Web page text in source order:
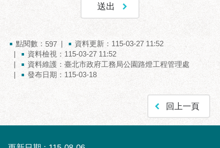
答
雙
語
詞
陳
系
統
政
點閱數： 597
資料更新：115-03-27 11:52
資料檢視：115-03-27 11:52
資料維護：臺北市政府工務局公園路燈工程管理處
發布日期：115-03-18
回上一頁